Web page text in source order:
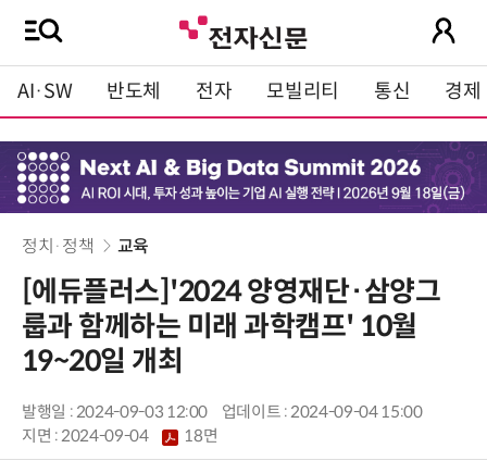
AI·SW 반도체 전자 모빌리티 통신 경제
정치·정책 교육
[에듀플러스]'2024 양영재단·삼양그
룹과 함께하는 미래 과학캠프' 10월
19~20일 개최
발행일 : 2024-09-03 12:00
업데이트 : 2024-09-04 15:00
지면 :2024-09-04 18면